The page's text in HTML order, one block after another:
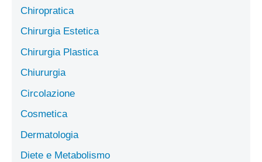
Chiropratica
Chirurgia Estetica
Chirurgia Plastica
Chiururgia
Circolazione
Cosmetica
Dermatologia
Diete e Metabolismo